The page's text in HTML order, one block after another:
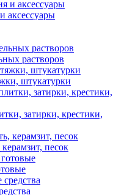
аксессуары
растворов
штукатурки
затирки, крестики,
песок